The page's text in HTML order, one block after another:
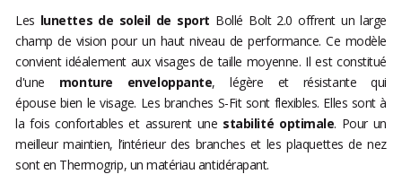
Les lunettes de soleil de sport Bollé Bolt 2.0 offrent un large
champ de vision pour un haut niveau de performance. Ce modèle
convient idéalement aux visages de taille moyenne. Il est constitué
d'une monture enveloppante, légère et résistante qui
épouse bien le visage. Les branches S-Fit sont flexibles. Elles sont à
la fois confortables et assurent une stabilité optimale. Pour un
meilleur maintien, l’intérieur des branches et les plaquettes de nez
sont en Thermogrip, un matériau antidérapant.